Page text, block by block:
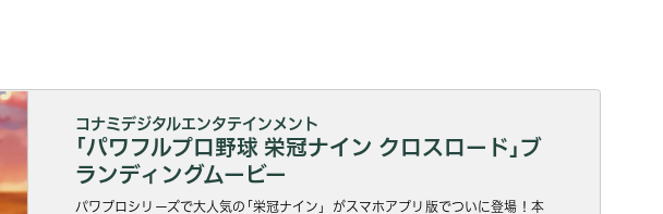
コナミデジタルエンタテインメント
｢パワフルプロ野球 栄冠ナイン クロスロード｣ブ
ランディングムービー
パワプロシリーズで大人気の｢栄冠ナイン」がスマホアプリ版でついに登場！本